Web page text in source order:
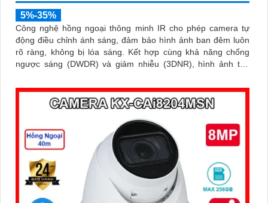
5%-35%
Công nghệ hồng ngoại thông minh IR cho phép camera tự
động điều chỉnh ánh sáng, đảm bảo hình ảnh ban đêm luôn
rõ ràng, không bị lóa sáng. Kết hợp cùng khả năng chống
ngược sáng (DWDR) và giảm nhiễu (3DNR), hình ảnh thu
ngay cả trong môi trường ánh sáng yếu hoặc ánh sáng phức
tạp như ngược sáng hoặc chói nắng